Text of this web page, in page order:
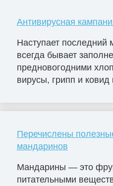
Антивирусная
Наступает последний
всегда бывает
предновогодними
вирусы, грипп и ковид
Перечислены
мандаринов
Мандарины — это
питательными